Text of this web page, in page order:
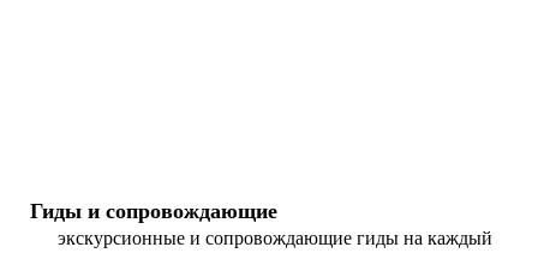
Гиды и сопровождающие
экскурсионные и сопровождающие гиды на каждый